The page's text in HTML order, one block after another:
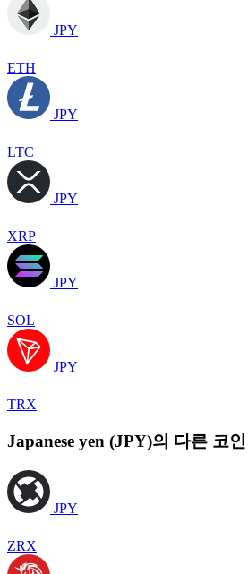
JPY
ETH
JPY
LTC
JPY
XRP
JPY
SOL
JPY
TRX
Japanese yen (JPY)의 다른 코인
JPY
ZRX